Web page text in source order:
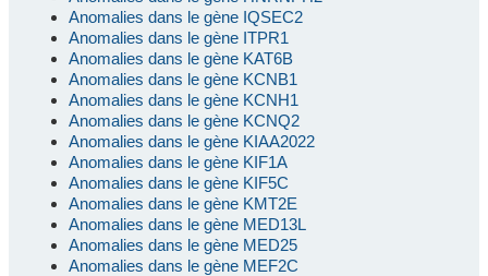
Anomalies dans le gène IQSEC2
Anomalies dans le gène ITPR1
Anomalies dans le gène KAT6B
Anomalies dans le gène KCNB1
Anomalies dans le gène KCNH1
Anomalies dans le gène KCNQ2
Anomalies dans le gène KIAA2022
Anomalies dans le gène KIF1A
Anomalies dans le gène KIF5C
Anomalies dans le gène KMT2E
Anomalies dans le gène MED13L
Anomalies dans le gène MED25
Anomalies dans le gène MEF2C